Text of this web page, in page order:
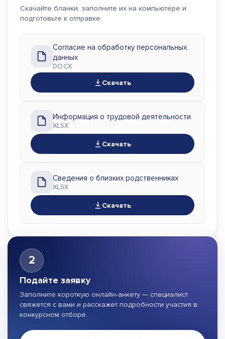
Скачайте бланки, заполните их на компьютере и
подготовьте к отправке.
Согласие на обработку персональных
данных
DOCX
Скачать
Информация о трудовой деятельности
XLSX
Скачать
Сведения о близких родственниках
XLSX
Скачать
2
Подайте заявку
Заполните короткую онлайн-анкету — специалист
свяжется с вами и расскажет подробности участия в
конкурсном отборе.